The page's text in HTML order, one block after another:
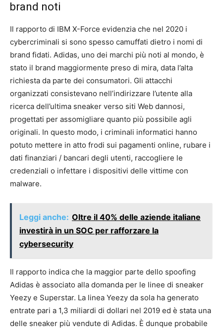
brand noti
Il rapporto di IBM X-Force evidenzia che nel 2020 i
cybercriminali si sono spesso camuffati dietro i nomi di
brand fidati. Adidas, uno dei marchi più noti al mondo, è
stato il brand maggiormente preso di mira, data l’alta
richiesta da parte dei consumatori. Gli attacchi
organizzati consistevano nell’indirizzare l’utente alla
ricerca dell’ultima sneaker verso siti Web dannosi,
progettati per assomigliare quanto più possibile agli
originali. In questo modo, i criminali informatici hanno
potuto mettere in atto frodi sui pagamenti online, rubare i
dati finanziari / bancari degli utenti, raccogliere le
credenziali o infettare i dispositivi delle vittime con
malware.
Leggi anche: Oltre il 40% delle aziende italiane
investirà in un SOC per rafforzare la
cybersecurity
Il rapporto indica che la maggior parte dello spoofing
Adidas è associato alla domanda per le linee di sneaker
Yeezy e Superstar. La linea Yeezy da sola ha generato
entrate pari a 1,3 miliardi di dollari nel 2019 ed è stata una
delle sneaker più vendute di Adidas. È dunque probabile